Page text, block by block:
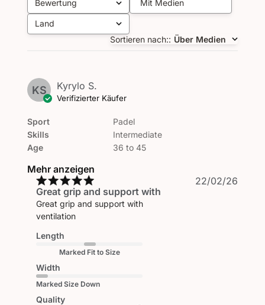
Bewertung
Alle Bewertungen Mit Medien
Land
Alle
Sortieren nach:: Über Medien
KS Kyrylo S.
Verifizierter Käufer
Sport
Skills
Age
Padel
Intermediate
36 to 45
Mehr anzeigen
Great grip and support with
Great grip and support with
ventilation
Length
Marked Fit to Size
Width
Marked Size Down
Quality
22/02/26